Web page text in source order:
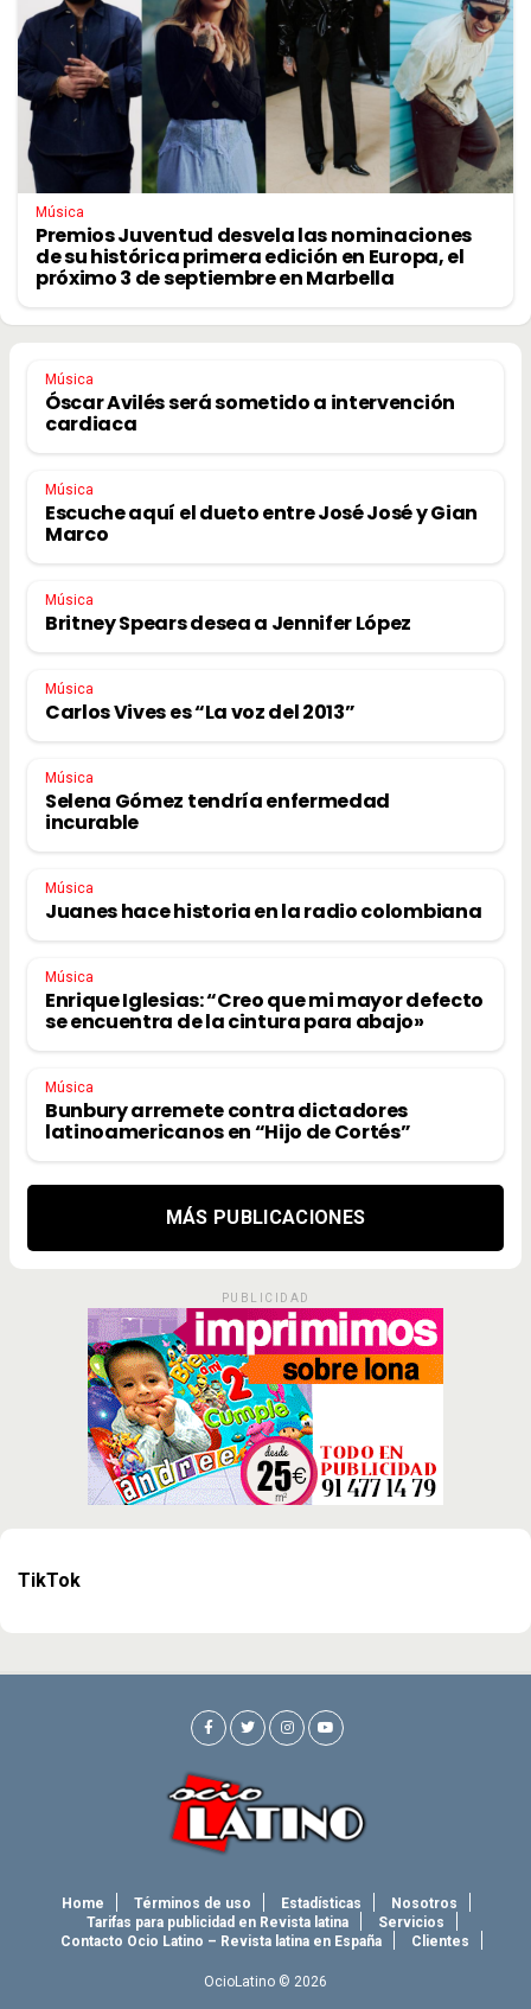
Música
Premios Juventud desvela las nominaciones
de su histórica primera edición en Europa, el
próximo 3 de septiembre en Marbella
Música
Óscar Avilés será sometido a intervención
cardiaca
Música
Escuche aquí el dueto entre José José y Gian
Marco
Música
Britney Spears desea a Jennifer López
Música
Carlos Vives es “La voz del 2013”
Música
Selena Gómez tendría enfermedad
incurable
Música
Juanes hace historia en la radio colombiana
Música
Enrique Iglesias: “Creo que mi mayor defecto
se encuentra de la cintura para abajo»
Música
Bunbury arremete contra dictadores
latinoamericanos en “Hijo de Cortés”
MÁS PUBLICACIONES
PUBLICIDAD
TikTok
Home Términos de uso Estadísticas
Nosotros
Tarifas para publicidad en Revista latina
Servicios
Contacto Ocio Latino – Revista latina en España
Clientes
OcioLatino © 2026